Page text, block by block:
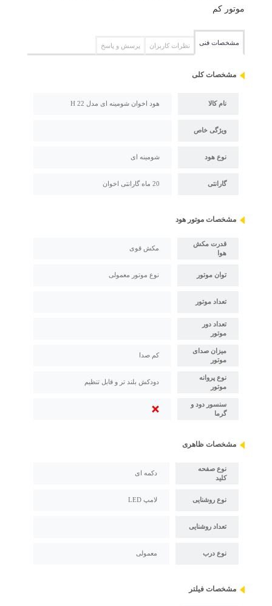
موتور کم
مشخصات فنی نظرات کاربران پرسش و پاسخ
مشخصات کلی
نام کالا هود اخوان شومینه ای مدل H 22
ویژگی خاص
نوع هود شومینه ای
گارانتی 20 ماه گارانتی اخوان
مشخصات موتور هود
قدرت مکش
هوا
مکش قوی
توان موتور نوع موتور معمولی
تعداد موتور
تعداد دور
موتور
میزان صدای
موتور
کم صدا
نوع پروانه
موتور
دودکش بلند تر و قابل تنظیم
سنسور دود و
گرما
مشخصات ظاهری
نوع صفحه
کلید
دکمه ای
نوع روشنایی لامپ LED
تعداد روشنایی
نوع درب معمولی
مشخصات فیلتر